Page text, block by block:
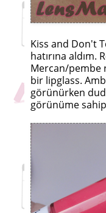
Kiss and Don't
hatırına aldım.
Mercan/pembe
bir lipglass.
görünürken
görünüme